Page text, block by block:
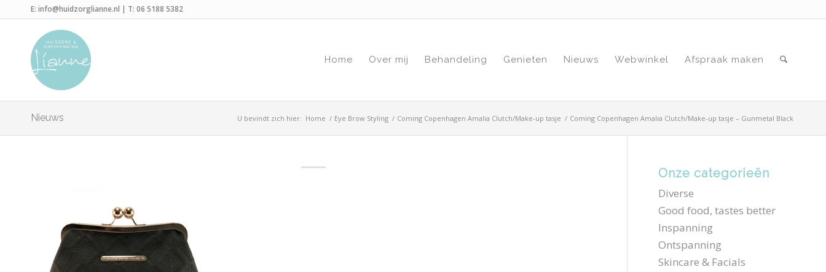
E: info@huidzorglianne.nl | T: 06 5188 5382
Home Over mij Behandeling Genieten Nieuws Webwinkel Afspraak maken
Nieuws U bevindt zich hier: Home / Eye Brow Styling / Coming Copenhagen Amalia Clutch/Make-up tasje / Coming Copenhagen Amalia Clutch/Make-up tasje – Gunmetal Black
Onze categorieën
Diverse
Good food, tastes better
Inspanning
Ontspanning
Skincare & Facials